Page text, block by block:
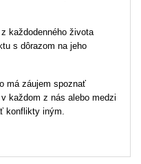
každodenného života
s dôrazom na jeho
má záujem spoznať
každom z nás alebo medzi
konflikty iným.